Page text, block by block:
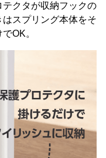
クタが収納フックの
スプリング本体をそ
OK。